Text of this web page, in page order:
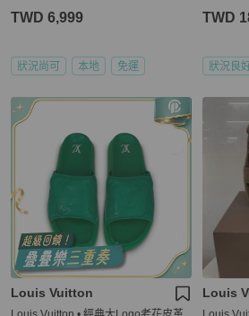
TWD 6,999
狀況尚可 本地 免運
TWD
狀況良
Louis Vuitton Louis